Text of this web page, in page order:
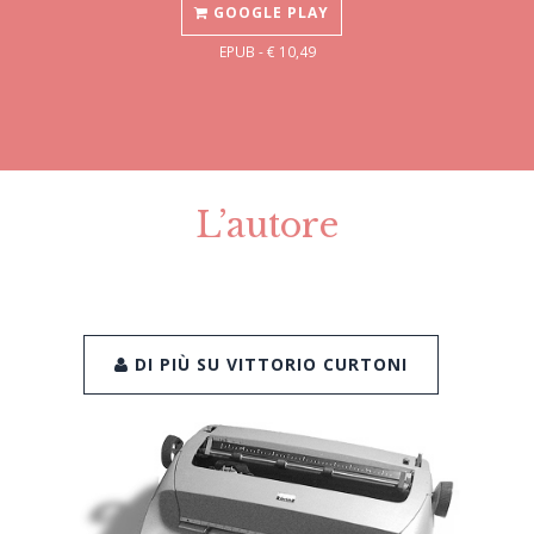
GOOGLE PLAY
EPUB - € 10,49
L’autore
DI PIÙ SU VITTORIO CURTONI